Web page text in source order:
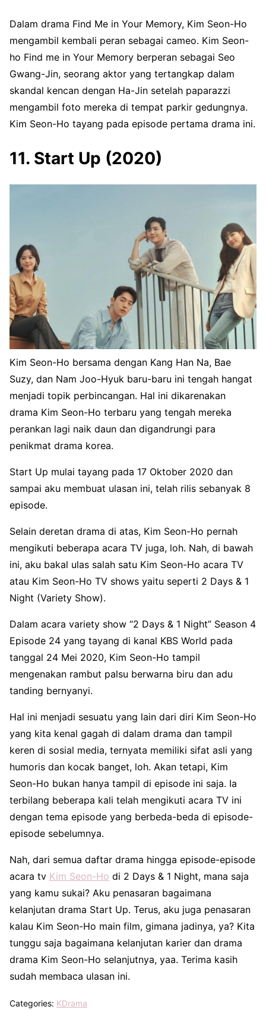
Dalam drama Find Me in Your Memory, Kim Seon-Ho
mengambil kembali peran sebagai cameo. Kim Seon-
ho Find me in Your Memory berperan sebagai Seo
Gwang-Jin, seorang aktor yang tertangkap dalam
skandal kencan dengan Ha-Jin setelah paparazzi
mengambil foto mereka di tempat parkir gedungnya.
Kim Seon-Ho tayang pada episode pertama drama ini.
11. Start Up (2020)
Kim Seon-Ho bersama dengan Kang Han Na, Bae
Suzy, dan Nam Joo-Hyuk baru-baru ini tengah hangat
menjadi topik perbincangan. Hal ini dikarenakan
drama Kim Seon-Ho terbaru yang tengah mereka
perankan lagi naik daun dan digandrungi para
penikmat drama korea.
Start Up mulai tayang pada 17 Oktober 2020 dan
sampai aku membuat ulasan ini, telah rilis sebanyak 8
episode.
Selain deretan drama di atas, Kim Seon-Ho pernah
mengikuti beberapa acara TV juga, loh. Nah, di bawah
ini, aku bakal ulas salah satu Kim Seon-Ho acara TV
atau Kim Seon-Ho TV shows yaitu seperti 2 Days & 1
Night (Variety Show).
Dalam acara variety show “2 Days & 1 Night” Season 4
Episode 24 yang tayang di kanal KBS World pada
tanggal 24 Mei 2020, Kim Seon-Ho tampil
mengenakan rambut palsu berwarna biru dan adu
tanding bernyanyi.
Hal ini menjadi sesuatu yang lain dari diri Kim Seon-Ho
yang kita kenal gagah di dalam drama dan tampil
keren di sosial media, ternyata memiliki sifat asli yang
humoris dan kocak banget, loh. Akan tetapi, Kim
Seon-Ho bukan hanya tampil di episode ini saja. Ia
terbilang beberapa kali telah mengikuti acara TV ini
dengan tema episode yang berbeda-beda di episode-
episode sebelumnya.
Nah, dari semua daftar drama hingga episode-episode
acara tv Kim Seon-Ho di 2 Days & 1 Night, mana saja
yang kamu sukai? Aku penasaran bagaimana
kelanjutan drama Start Up. Terus, aku juga penasaran
kalau Kim Seon-Ho main film, gimana jadinya, ya? Kita
tunggu saja bagaimana kelanjutan karier dan drama
drama Kim Seon-Ho selanjutnya, yaa. Terima kasih
sudah membaca ulasan ini.
Categories: KDrama